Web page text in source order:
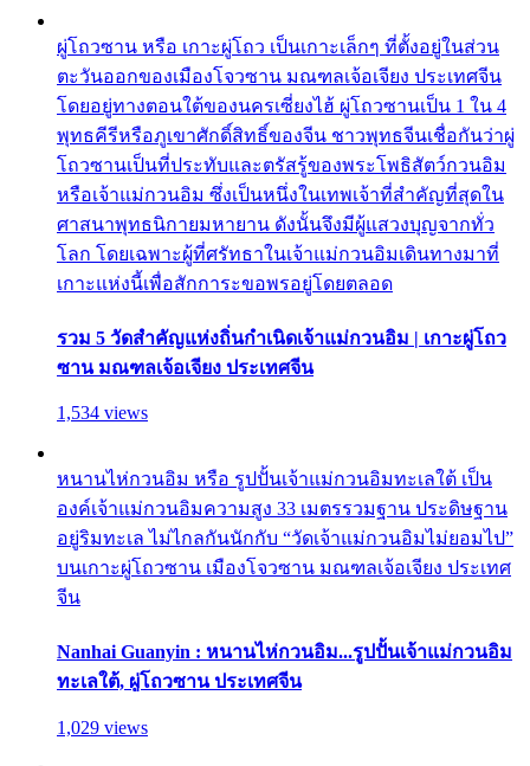
ผู่โถวซาน หรือ เกาะผู่โถว เป็นเกาะเล็กๆ ที่ตั้งอยู่ในส่วน
ตะวันออกของเมืองโจวซาน มณฑลเจ้อเจียง ประเทศจีน
โดยอยู่ทางตอนใต้ของนครเซี่ยงไฮ้ ผู่โถวซานเป็น 1 ใน 4
พุทธคีรีหรือภูเขาศักดิ์สิทธิ์ของจีน ชาวพุทธจีนเชื่อกันว่าผู่
โถวซานเป็นที่ประทับและตรัสรู้ของพระโพธิสัตว์กวนอิม
หรือเจ้าแม่กวนอิม ซึ่งเป็นหนึ่งในเทพเจ้าที่สำคัญที่สุดใน
ศาสนาพุทธนิกายมหายาน ดังนั้นจึงมีผู้แสวงบุญจากทั่ว
โลก โดยเฉพาะผู้ที่ศรัทธาในเจ้าแม่กวนอิมเดินทางมาที่
เกาะแห่งนี้เพื่อสักการะขอพรอยู่โดยตลอด
รวม 5 วัดสำคัญแห่งถิ่นกำเนิดเจ้าแม่กวนอิม | เกาะผู่โถว
ซาน มณฑลเจ้อเจียง ประเทศจีน
1,534 views
หนานไห่กวนอิม หรือ รูปปั้นเจ้าแม่กวนอิมทะเลใต้ เป็น
องค์เจ้าแม่กวนอิมความสูง 33 เมตรรวมฐาน ประดิษฐาน
อยู่ริมทะเล ไม่ไกลกันนักกับ “วัดเจ้าแม่กวนอิมไม่ยอมไป”
บนเกาะผู่โถวซาน เมืองโจวซาน มณฑลเจ้อเจียง ประเทศ
จีน
Nanhai Guanyin : หนานไห่กวนอิม...รูปปั้นเจ้าแม่กวนอิม
ทะเลใต้, ผู่โถวซาน ประเทศจีน
1,029 views